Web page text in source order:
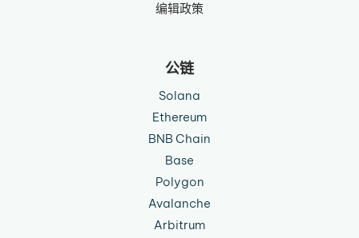
编辑政策
公链
Solana
Ethereum
BNB Chain
Base
Polygon
Avalanche
Arbitrum